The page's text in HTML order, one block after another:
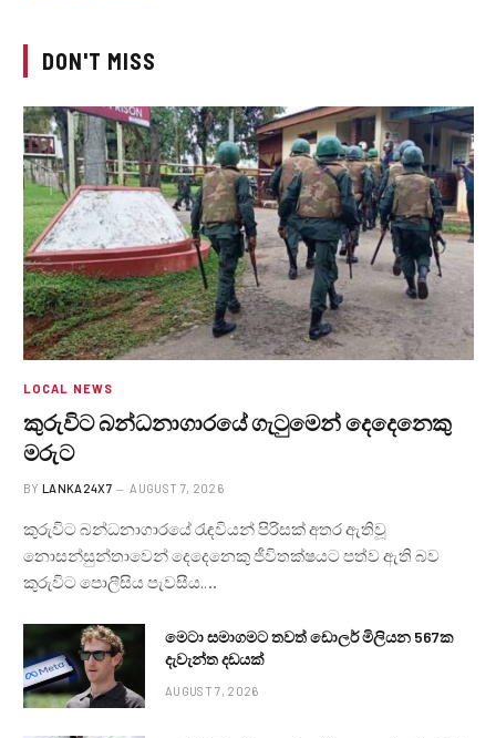
DON'T MISS
LOCAL NEWS
කුරුවිට බන්ධනාගාරයේ ගැටුමෙන් දෙදෙනෙකු
මරුට
BY LANKA24X7 AUGUST 7, 2026
කුරුවිට බන්ධනාගාරයේ රැඳවියන් පිරිසක් අතර ඇතිවූ
නොසන්සුන්තාවෙන් දෙදෙනෙකු ජීවිතක්ෂයට පත්ව ඇති බව
කුරුවිට පොලීසිය පැවසීය.…
මෙටා සමාගමට තවත් ඩොලර් මිලියන 567ක
දැවැන්ත දඩයක්
AUGUST 7, 2026